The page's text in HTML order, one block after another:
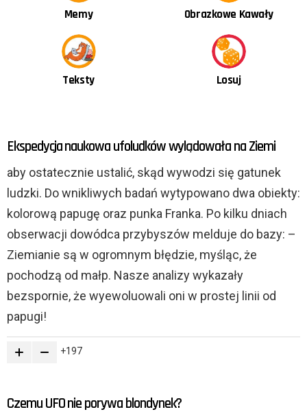
OSTATNIE
TREŚCI
Ekspedycja naukowa ufoludków wylądowała na Ziemi
aby ostatecznie ustalić, skąd wywodzi się gatunek
ludzki. Do wnikliwych badań wytypowano dwa obiekty:
kolorową papugę oraz punka Franka. Po kilku dniach
obserwacji dowódca przybyszów melduje do bazy: –
Ziemianie są w ogromnym błędzie, myśląc, że
pochodzą od małp. Nasze analizy wykazały
bezspornie, że wyewoluowali oni w prostej linii od
papugi!
197
Czemu UFO nie porywa blondynek?
Memy Obrazkowe Kawały
Teksty Losuj